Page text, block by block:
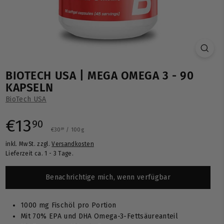
BIOTECH USA | MEGA OMEGA 3 - 90
KAPSELN
BioTech USA
Normaler
Preis
€1390 €13,90
€30 89 €30,89
/ 100g
inkl. MwSt. zzgl.Versandkosten
Lieferzeit ca. 1 - 3 Tage.
Benachrichtige mich, wenn verfügbar
1000 mg Fischöl pro Portion
Mit 70% EPA und DHA Omega-3-Fettsäureanteil